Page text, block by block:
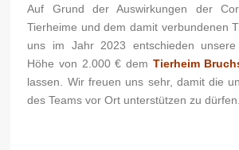
Auf Grund der Auswirkungen der
Tierheime und dem damit verbundenen
uns im Jahr 2023 entschieden
Höhe von 2.000 € dem Tierheim
lassen. Wir freuen uns sehr, damit die
des Teams vor Ort unterstützen zu dürfen.